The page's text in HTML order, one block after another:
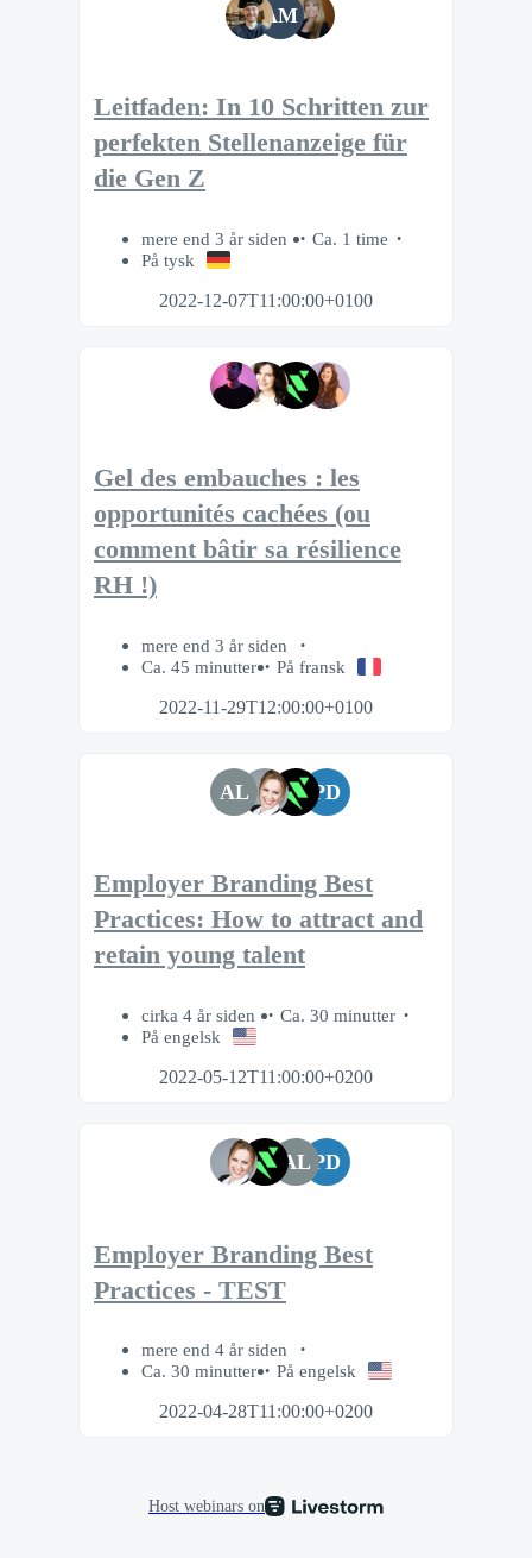
AM
Leitfaden: In 10 Schritten zur
perfekten Stellenanzeige für
die Gen Z
mere end 3 år siden
Ca. 1 time
På tysk
2022-12-07T11:00:00+0100
Gel des embauches : les
opportunités cachées (ou
comment bâtir sa résilience
RH !)
mere end 3 år siden
Ca. 45 minutter
På fransk
2022-11-29T12:00:00+0100
AL PD
Employer Branding Best
Practices: How to attract and
retain young talent
cirka 4 år siden
Ca. 30 minutter
På engelsk
2022-05-12T11:00:00+0200
AL PD
Employer Branding Best
Practices - TEST
mere end 4 år siden
Ca. 30 minutter
På engelsk
2022-04-28T11:00:00+0200
Host webinars on